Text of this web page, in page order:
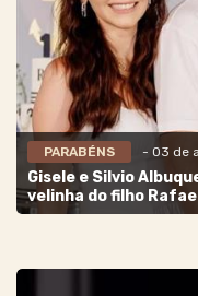
PARABÉNS - 03 de
Gisele e Silvio
velinha do filho Rafael